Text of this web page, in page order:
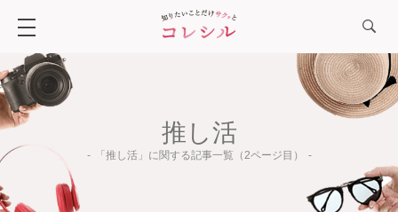
推し活
「推し活」に関する記事一覧（2ページ目）